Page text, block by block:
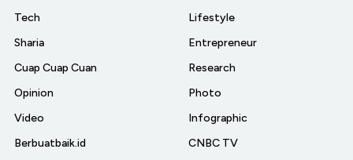
Tech
Sharia
Cuap Cuap Cuan
Opinion
Video
Berbuatbaik.id
Lifestyle
Entrepreneur
Research
Photo
Infographic
CNBC TV